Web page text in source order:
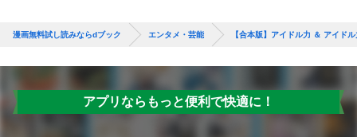
漫画無料試し読みならdブック エンタメ・芸能 【合本版】アイドル力 ＆ アイド
アプリならもっと便利で快適に！